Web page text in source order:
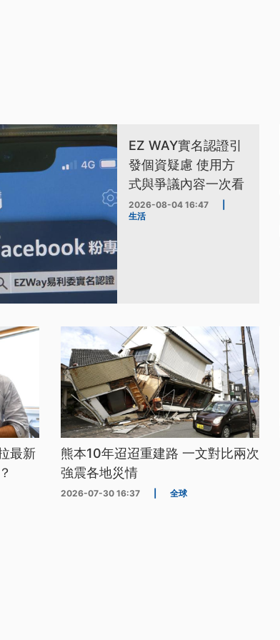
EZ WAY實名認證引
發個資疑慮 使用方
式與爭議內容一次看
2026-08-04 16:47
生活
最新
熊本10年迢迢重建路 一文對比兩次
強震各地災情
2026-07-30 16:37 全球